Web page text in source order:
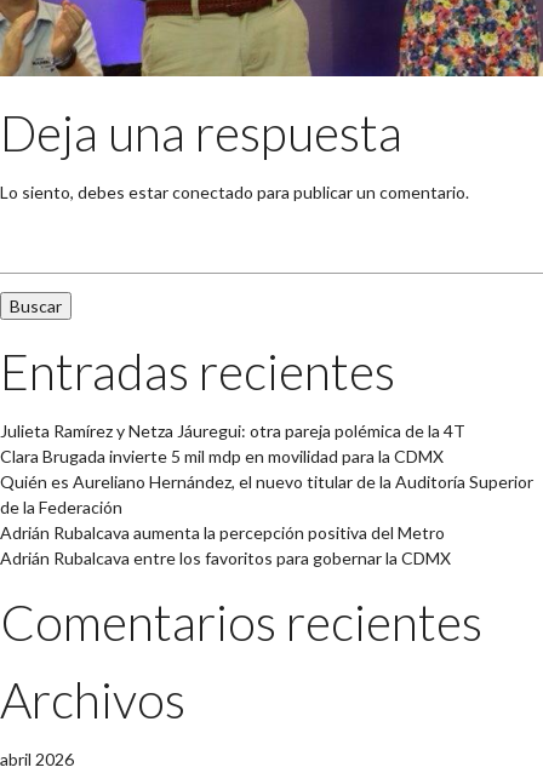
Deja una respuesta
Lo siento, debes estarconectado para publicar un comentario.
Entradas recientes
Julieta Ramírez y Netza Jáuregui: otra pareja polémica de la 4T
Clara Brugada invierte 5 mil mdp en movilidad para la CDMX
Quién es Aureliano Hernández, el nuevo titular de la Auditoría Superior
de la Federación
Adrián Rubalcava aumenta la percepción positiva del Metro
Adrián Rubalcava entre los favoritos para gobernar la CDMX
Comentarios recientes
Archivos
abril 2026